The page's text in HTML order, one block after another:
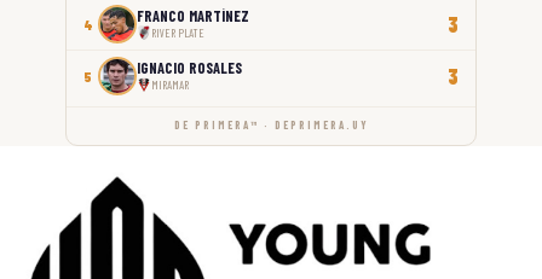
4 FRANCO MARTÍNEZ
RIVER PLATE 3
5 IGNACIO ROSALES
MIRAMAR 3
DE PRIMERA™ · DEPRIMERA.UY